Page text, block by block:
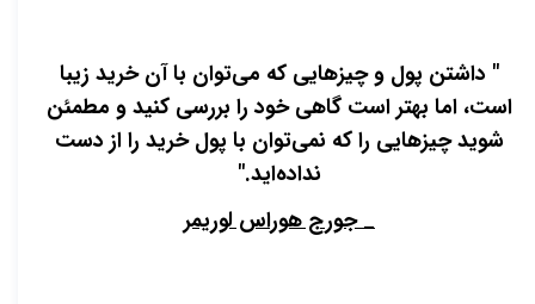
" داشتن پول و چیزهایی که می‌توان با آن خرید زیبا
است، اما بهتر است گاهی خود را بررسی کنید و مطمئن
شوید چیزهایی را که نمی‌توان با پول خرید را از دست
نداده‌اید."
_ جورج هوراس لوریمر